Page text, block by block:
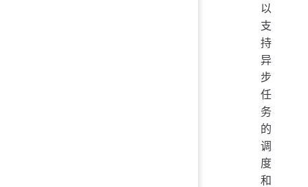
以
支
持
异
步
任
务
的
调
度
和